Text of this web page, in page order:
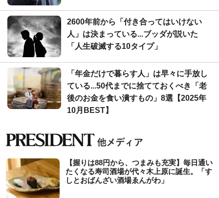
2600年前から「付き合ってはいけない
人」は決まっている...ブッダが説いた
「人生破滅する10タイプ」
「年金だけで暮らす人」は早々に手放し
ている...50代までに捨てておくべき「老
後のお金を食い潰すもの」8選【2025年
10月BEST】
【握りは88円から、つまみも充実】毎日通い
たくなる寿司酒場が代々木上原に誕生。「す
しとおばんざい酒場ゑんがわ」